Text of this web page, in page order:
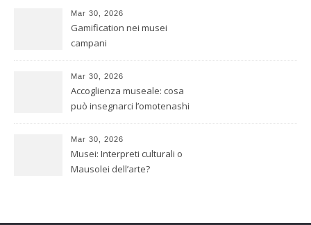
Mar 30, 2026
Gamification nei musei
campani
Mar 30, 2026
Accoglienza museale: cosa
può insegnarci l’omotenashi
Mar 30, 2026
Musei: Interpreti culturali o
Mausolei dell’arte?